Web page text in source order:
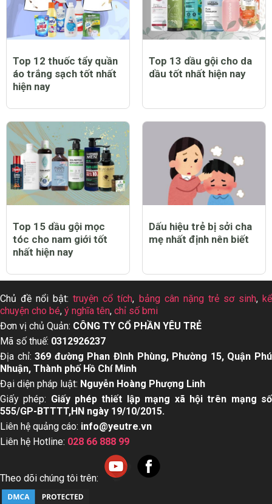
Top 12 thuốc tẩy quần
áo trắng sạch tốt nhất
hiện nay
Top 13 dầu gội cho da
dầu tốt nhất hiện nay
Top 15 dầu gội mọc
tóc cho nam giới tốt
nhất hiện nay
Dấu hiệu trẻ bị sởi cha
mẹ nhất định nên biết
Chủ đề nổi bật:truyện cổ tích, bảng cân nặng trẻ sơ sinh, kể
chuyện cho bé, ý nghĩa tên, chỉ số bmi
Đơn vị chủ Quản: CÔNG TY CỔ PHẦN YÊU TRẺ
Mã số thuế: 0312926237
Địa chỉ:369 đường Phan Đình Phùng, Phường 15, Quận Phú
Nhuận, Thành phố Hồ Chí Minh
Đại diện pháp luật: Nguyễn Hoàng Phượng Linh
Giấy phép: Giấy phép thiết lập mạng xã hội trên mạng số
555/GP-BTTTT,HN ngày 19/10/2015.
Liên hệ quảng cáo: info@yeutre.vn
Liên hệ Hotline: 028 66 888 99
Theo dõi chúng tôi trên: